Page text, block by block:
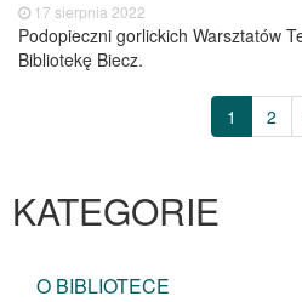
17 sierpnia 2022
Podopieczni gorlickich Warsztatów
Bibliotekę Biecz.
1 2
KATEGORIE
O BIBLIOTECE